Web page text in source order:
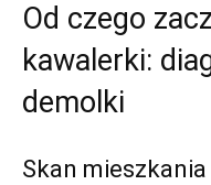
Od czego
kawalerki:
demolki
Skan